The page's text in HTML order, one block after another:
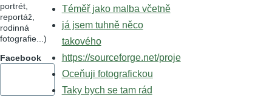
portrét,
reportáž,
rodinná
fotografie...)
Facebook
Téměř jako malba včetně
já jsem tuhně něco
takového
https://sourceforge.net/proje
Oceňuji fotografickou
Taky bych se tam rád